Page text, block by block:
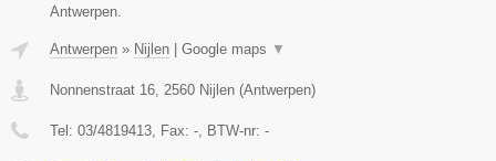
Antwerpen.
Antwerpen » Nijlen | Google maps ▼
Nonnenstraat 16 2560 Nijlen (Antwerpen)
Tel: 03/4819413 , Fax: - , BTW-nr: -